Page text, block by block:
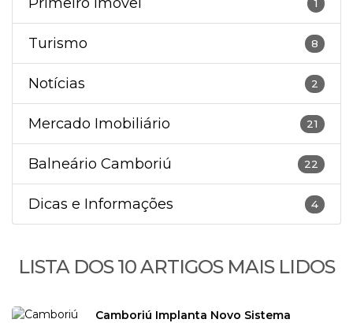
1
Turismo 8
Notícias 2
Mercado Imobiliário 21
Balneário Camboriú 22
Dicas e Informações 4
LISTA DOS 10 ARTIGOS MAIS LIDOS
Camboriú Implanta Novo Sistema